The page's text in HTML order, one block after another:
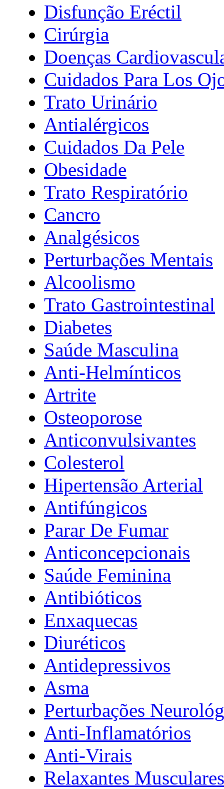
Disfunção Eréctil
Cirúrgia
Doenças
Cuidados Para Los
Trato Urinário
Antialérgicos
Cuidados Da Pele
Obesidade
Trato Respiratório
Cancro
Analgésicos
Perturbações Mentais
Alcoolismo
Trato Gastrointestinal
Diabetes
Saúde Masculina
Anti-Helmínticos
Artrite
Osteoporose
Anticonvulsivantes
Colesterol
Hipertensão Arterial
Antifúngicos
Parar De Fumar
Anticoncepcionais
Saúde Feminina
Antibióticos
Enxaquecas
Diuréticos
Antidepressivos
Asma
Perturbações
Anti-Inflamatórios
Anti-Virais
Relaxantes Musculares